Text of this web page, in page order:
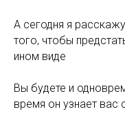
А сегодня я
того, чтобы
ином виде
Вы будете и
время он узнает вас